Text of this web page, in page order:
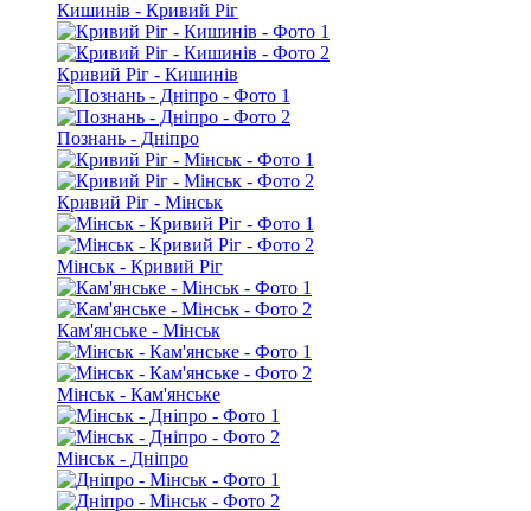
Кишинів - Кривий Ріг
Кривий Ріг - Кишинів
Познань - Дніпро
Кривий Ріг - Мінськ
Мінськ - Кривий Ріг
Кам'янське - Мінськ
Мінськ - Кам'янське
Мінськ - Дніпро